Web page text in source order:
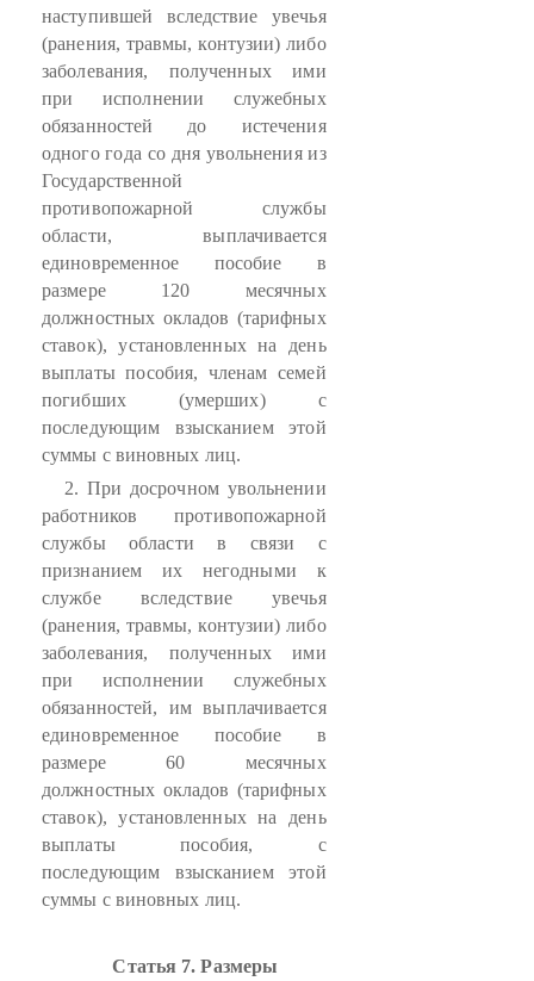
наступившей вследствие увечья
(ранения, травмы, контузии) либо
заболевания, полученных ими
при исполнении служебных
обязанностей до истечения
одного года со дня увольнения из
Государственной
противопожарной службы
области, выплачивается
единовременное пособие в
размере 120 месячных
должностных окладов (тарифных
ставок), установленных на день
выплаты пособия, членам семей
погибших (умерших) с
последующим взысканием этой
суммы с виновных лиц.
2. При досрочном увольнении
работников противопожарной
службы области в связи с
признанием их негодными к
службе вследствие увечья
(ранения, травмы, контузии) либо
заболевания, полученных ими
при исполнении служебных
обязанностей, им выплачивается
единовременное пособие в
размере 60 месячных
должностных окладов (тарифных
ставок), установленных на день
выплаты пособия, с
последующим взысканием этой
суммы с виновных лиц.
Статья 7. Размеры